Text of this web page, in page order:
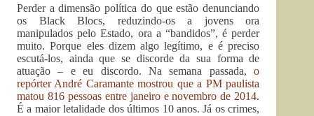
Perder a dimensão política do que estão denunciando
os Black Blocs, reduzindo-os a jovens ora
manipulados pelo Estado, ora a “bandidos”, é perder
muito. Porque eles dizem algo legítimo, e é preciso
escutá-los, ainda que se discorde da sua forma de
atuação – e eu discordo. Na semana passada,o
repórter André Caramante mostrou que a PM paulista
matou 816 pessoas entre janeiro e novembro de 2014.
É a maior letalidade dos últimos 10 anos. Já os crimes,